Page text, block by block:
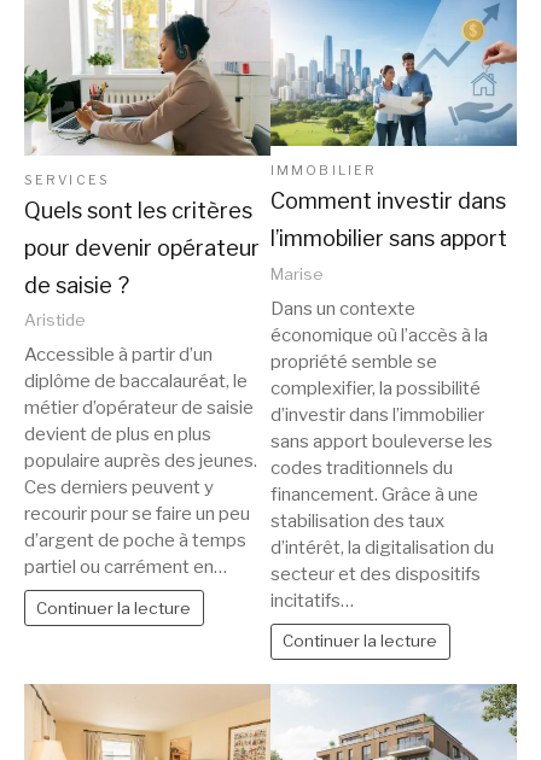
SERVICES
Quels sont les critères
pour devenir opérateur
de saisie ?
Aristide
Accessible à partir d’un
diplôme de baccalauréat, le
métier d’opérateur de saisie
devient de plus en plus
populaire auprès des jeunes.
Ces derniers peuvent y
recourir pour se faire un peu
d’argent de poche à temps
partiel ou carrément en…
Continuer la lecture
IMMOBILIER
Comment investir dans
l’immobilier sans apport
Marise
Dans un contexte
économique où l’accès à la
propriété semble se
complexifier, la possibilité
d’investir dans l’immobilier
sans apport bouleverse les
codes traditionnels du
financement. Grâce à une
stabilisation des taux
d’intérêt, la digitalisation du
secteur et des dispositifs
incitatifs…
Continuer la lecture